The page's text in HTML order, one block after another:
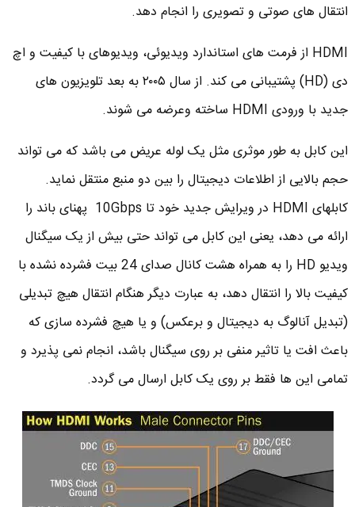
انتقال های صوتی و تصویری را انجام دهد.
HDMI از فرمت های استاندارد ویدیوئی، ویدیوهای با کیفیت و اچ
دی (HD) پشتیبانی می کند. از سال ۲۰۰۵ به بعد تلویزیون های
جدید با ورودی HDMI ساخته وعرضه می شوند.
این کابل به طور موثری مثل یک لوله عریض می باشد که می تواند
حجم بالایی از اطلاعات دیجیتال را بین دو منبع منتقل نماید.
کابلهای HDMI در ویرایش جدید خود تا 10Gbps پهنای باند را
ارائه می دهد، یعنی این کابل می تواند حتی بیش از یک سیگنال
ویدیو HD را به همراه هشت کانال صدای 24 بیت فشرده نشده با
کیفیت بالا را انتقال دهد، به عبارت دیگر هنگام انتقال هیچ تبدیلی
(تبدیل آنالوگ به دیجیتال و برعکس) و یا هیچ فشرده سازی که
باعث افت یا تاثیر منفی بر روی سیگنال باشد، انجام نمی پذیرد و
تمامی این ها فقط بر روی یک کابل ارسال می گردد.